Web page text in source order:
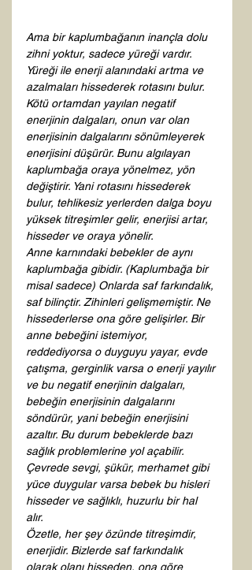
Ama bir kaplumbağanın inançla dolu
zihni yoktur, sadece yüreği vardır.
Yüreği ile enerji alanındaki artma ve
azalmaları hissederek rotasını bulur.
Kötü ortamdan yayılan negatif
enerjinin dalgaları, onun var olan
enerjisinin dalgalarını sönümleyerek
enerjisini düşürür. Bunu algılayan
kaplumbağa oraya yönelmez, yön
değiştirir. Yani rotasını hissederek
bulur, tehlikesiz yerlerden dalga boyu
yüksek titreşimler gelir, enerjisi artar,
hisseder ve oraya yönelir.
Anne karnındaki bebekler de aynı
kaplumbağa gibidir. (Kaplumbağa bir
misal sadece) Onlarda saf farkındalık,
saf bilinçtir. Zihinleri gelişmemiştir. Ne
hissederlerse ona göre gelişirler. Bir
anne bebeğini istemiyor,
reddediyorsa o duyguyu yayar, evde
çatışma, gerginlik varsa o enerji yayılır
ve bu negatif enerjinin dalgaları,
bebeğin enerjisinin dalgalarını
söndürür, yani bebeğin enerjisini
azaltır. Bu durum bebeklerde bazı
sağlık problemlerine yol açabilir.
Çevrede sevgi, şükür, merhamet gibi
yüce duygular varsa bebek bu hisleri
hisseder ve sağlıklı, huzurlu bir hal
alır.
Özetle, her şey özünde titreşimdir,
enerjidir. Bizlerde saf farkındalık
olarak olanı hisseden, ona göre